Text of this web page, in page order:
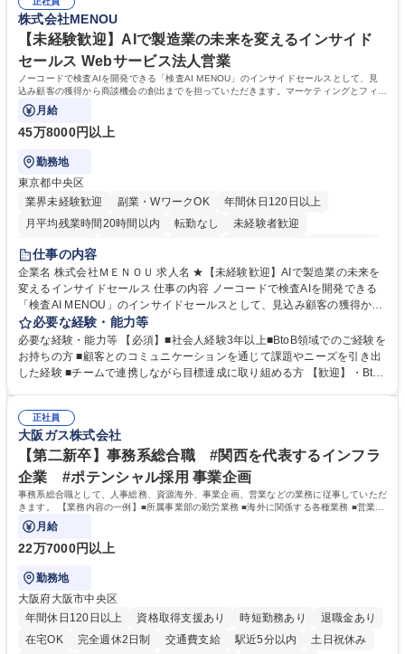
幅広く経験を積みたい意欲がある方に最適な環境です。 募集職種 【総
務・人事】未経験歓迎/日立グループ/組織運営を支えるゼネラリストを目
指す
のご経験 ■労務管理（給与計算・社会保険手続き・勤怠管理など）の経験
■衛生管理者の資格をお持ちの方 学歴・資格 学歴：大学院 大学 高専 短大
専修学校 高校 語学力： 資格：
株式会社MENOU
【未経験歓迎】AIで製造業の未来を変えるインサイド
セールス Webサービス法人営業
ノーコードで検査AIを開発できる「検査AI MENOU」のインサイドセールスとして、見
込み顧客の獲得から商談機会の創出までを担っていただきます。マーケティングとフィー
ルドセールスをつなぐ役割として、
月給
45万8000円以上
勤務地
東京都中央区
業界未経験歓迎
副業・WワークOK
年間休日120日以上
月平均残業時間20時間以内
転勤なし
未経験者歓迎
時短勤務あり
駅近5分以内
土日祝休み 服装自由
仕事の内容
企業名 株式会社ＭＥＮＯＵ 求人名 ★【未経験歓迎】AIで製造業の未来を
変えるインサイドセールス 仕事の内容 ノーコードで検査AIを開発できる
「検査AI MENOU」のインサイドセールスとして、見込み顧客の獲得から
商談機会の創出までを担っていただきます。マーケティングとフィールド
セールスをつなぐ役割として、 適切なタイミングで顧客とコミュニケーシ
ョンを取りながら、受注につながる商談機会の最大化を目指します。 【具
体的な仕事内容】 リードへの電話・メールによるアプローチ/リードナー
実行/フィールドセールスへの案件連携 募集職種 ★【未経験歓迎】AIで製
造業の未来を変えるインサイドセールス
必要な経験・能力等
必要な経験・能力等 【必須】■社会人経験3年以上■BtoB領域でのご経験を
お持ちの方 ■顧客とのコミュニケーションを通じて課題やニーズを引き出
した経験 ■チームで連携しながら目標達成に取り組める方 【歓迎】・BtoB
企画・実行経験 ・CRM・リードナーチャリングに関する知見 ・データを
もとに営業プロセスを改善した経験 学歴・資格 学歴：大学院 大学 高専 短
大 専修学校 高校 語学力： 資格：
正社員
大阪ガス株式会社
【第二新卒】事務系総合職 #関西を代表するインフラ
企業 #ポテンシャル採用 事業企画
事務系総合職として、人事総務、資源海外、事業企画、営業などの業務に従事していただ
きます。 【業務内容の一例】■所属事業部の勤労業務 ■海外に関係する各種業務 ■営業部
門の企画スタッフ、ルート営業
月給
22万7000円以上
勤務地
大阪府大阪市中央区
年間休日120日以上
資格取得支援あり 時短勤務あり
退職金あり
在宅OK
完全週休2日制 交通費支給 駅近5分以内
土日祝休み